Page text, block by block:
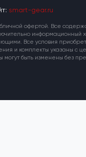
smart-gear.ru
офертой. Все
информационный
Все условия
и комплекты указаны с
могут быть изменены без